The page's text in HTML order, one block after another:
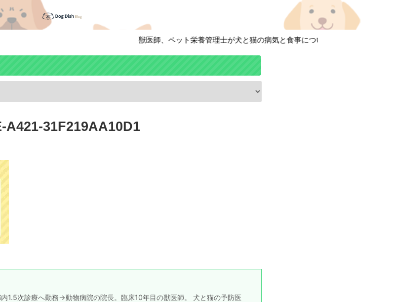
獣医師、ペット栄養管理士が犬と猫の病気と食事について徹底解説しています！
A421-31F219AA10D1
1.5次診療へ勤務→動物病院の院長。臨床10年目の獣医師。 犬と猫の予防医